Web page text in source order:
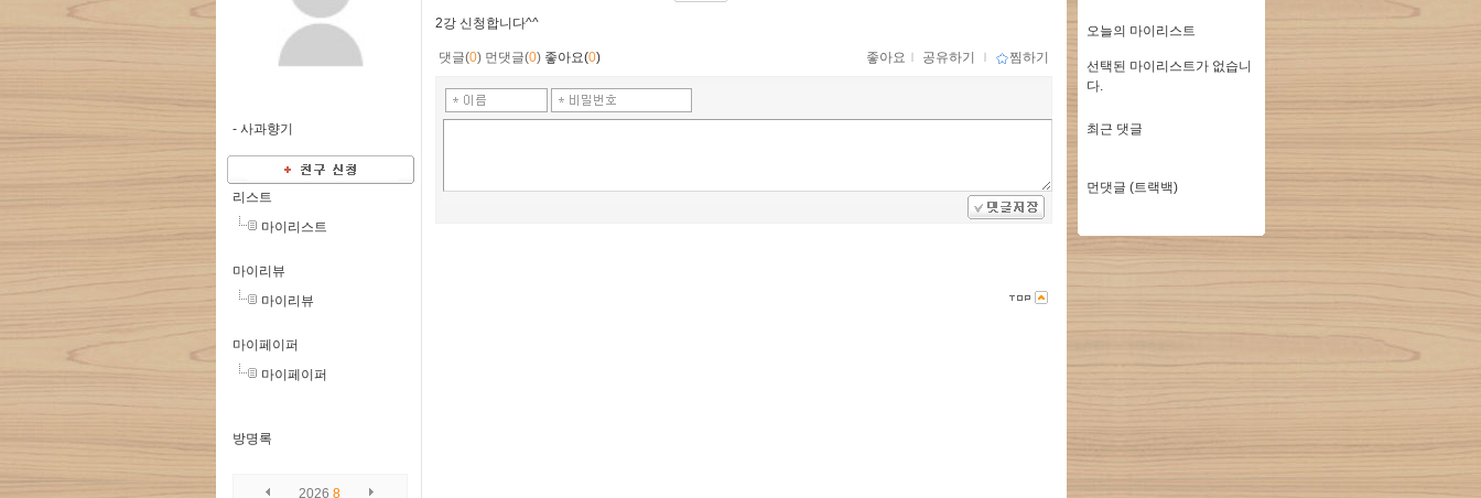
- 사과향기
리스트
마이리스트
마이리뷰
마이리뷰
마이페이퍼
마이페이퍼
방명록
2026 8
2강 신청합니다^^
댓글(0) 먼댓글(0) 좋아요(0) 좋아요 ｌ 공유하기 ｌ 찜하기
오늘의 마이리스트
선택된 마이리스트가 없습니
다.
최근 댓글
먼댓글 (트랙백)